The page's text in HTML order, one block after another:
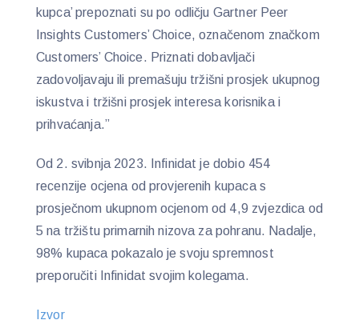
kupca’ prepoznati su po odličju Gartner Peer
Insights Customers’ Choice, označenom značkom
Customers’ Choice. Priznati dobavljači
zadovoljavaju ili premašuju tržišni prosjek ukupnog
iskustva i tržišni prosjek interesa korisnika i
prihvaćanja.”
Od 2. svibnja 2023. Infinidat je dobio 454
recenzije ocjena od provjerenih kupaca s
prosječnom ukupnom ocjenom od 4,9 zvjezdica od
5 na tržištu primarnih nizova za pohranu. Nadalje,
98% kupaca pokazalo je svoju spremnost
preporučiti Infinidat svojim kolegama.
Izvor